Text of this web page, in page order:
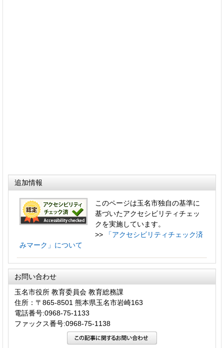
追加情報
このページは玉名市独自の基準に
基づいたアクセシビリティチェッ
クを実施しています。
>>
「アクセシビリティチェック済
みマーク」について
お問い合わせ
玉名市役所 教育委員会 教育総務課
住所：〒865-8501 熊本県玉名市岩崎163
電話番号:0968-75-1133
ファックス番号:0968-75-1138